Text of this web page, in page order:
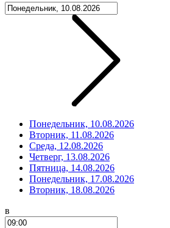
Понедельник, 10.08.2026
Вторник, 11.08.2026
Среда, 12.08.2026
Четверг, 13.08.2026
Пятница, 14.08.2026
Понедельник, 17.08.2026
Вторник, 18.08.2026
в